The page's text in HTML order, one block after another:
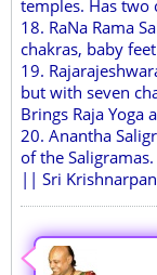
temples. Has two
18. RaNa Rama
chakras, baby
19.
but with seven
Brings Raja Yoga
20. Anantha
of the
|| Sri